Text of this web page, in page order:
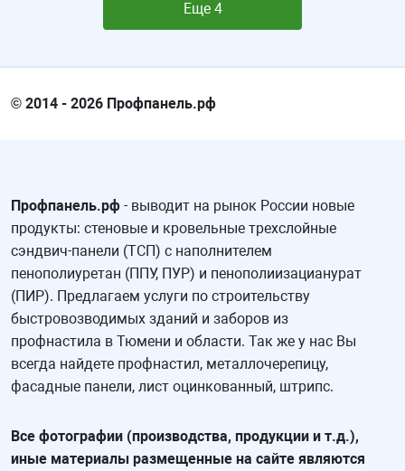
Еще 4
© 2014 - 2026 Профпанель.рф
Профпанель.рф - выводит на рынок России новые
продукты: стеновые и кровельные трехслойные
сэндвич-панели (ТСП) с наполнителем
пенополиуретан (ППУ, ПУР) и пенополиизацианурат
(ПИР). Предлагаем услуги по строительству
быстровозводимых зданий и заборов из
профнастила в Тюмени и области. Так же у нас Вы
всегда найдете профнастил, металлочерепицу,
фасадные панели, лист оцинкованный, штрипс.
Все фотографии (производства, продукции и т.д.),
иные материалы размещенные на сайте являются